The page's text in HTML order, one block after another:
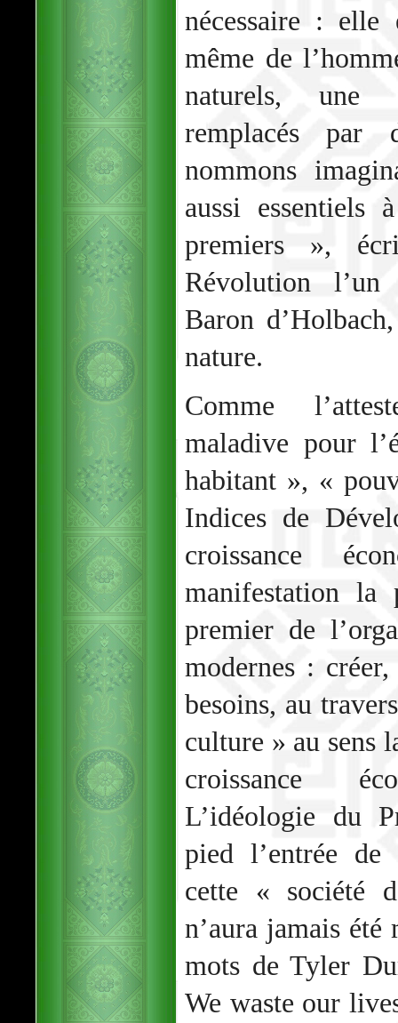
nécessaire : elle
même de
naturels, une
remplacés par
nommons
aussi essentiels
premiers »,
Révolution l’un
Baron
nature.
Comme
maladive pour
habitant », «
Indices de
croissance
manifestation la
premier de
modernes : créer,
besoins, au
culture » au sens
croissance
L’idéologie du
pied l’entrée de
cette « société
n’aura jamais été
mots de Tyler
We waste our